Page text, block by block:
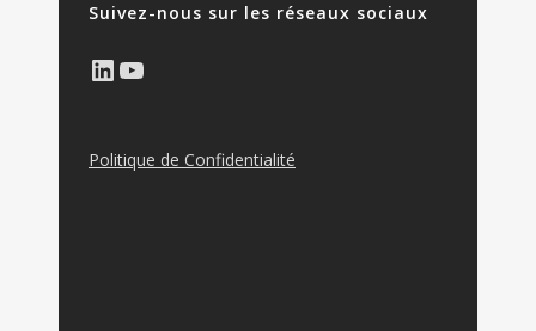
Suivez-nous sur les réseaux sociaux
LinkedIn
YouTube
Politique de Confidentialité